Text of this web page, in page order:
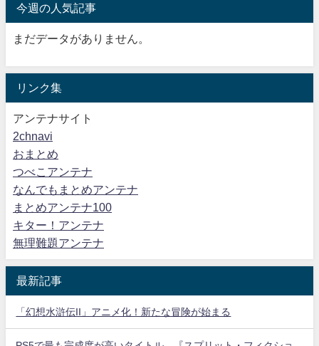
今週の人気記事
まだデータがありません。
リンク集
アンテナサイト
2chnavi
おまとめ
つべこアンテナ
なんでもまとめアンテナ
まとめアンテナ100
キター！アンテナ
無理難題アンテナ
最新記事
「幻想水滸伝II」アニメ化！新たな冒険が始まる